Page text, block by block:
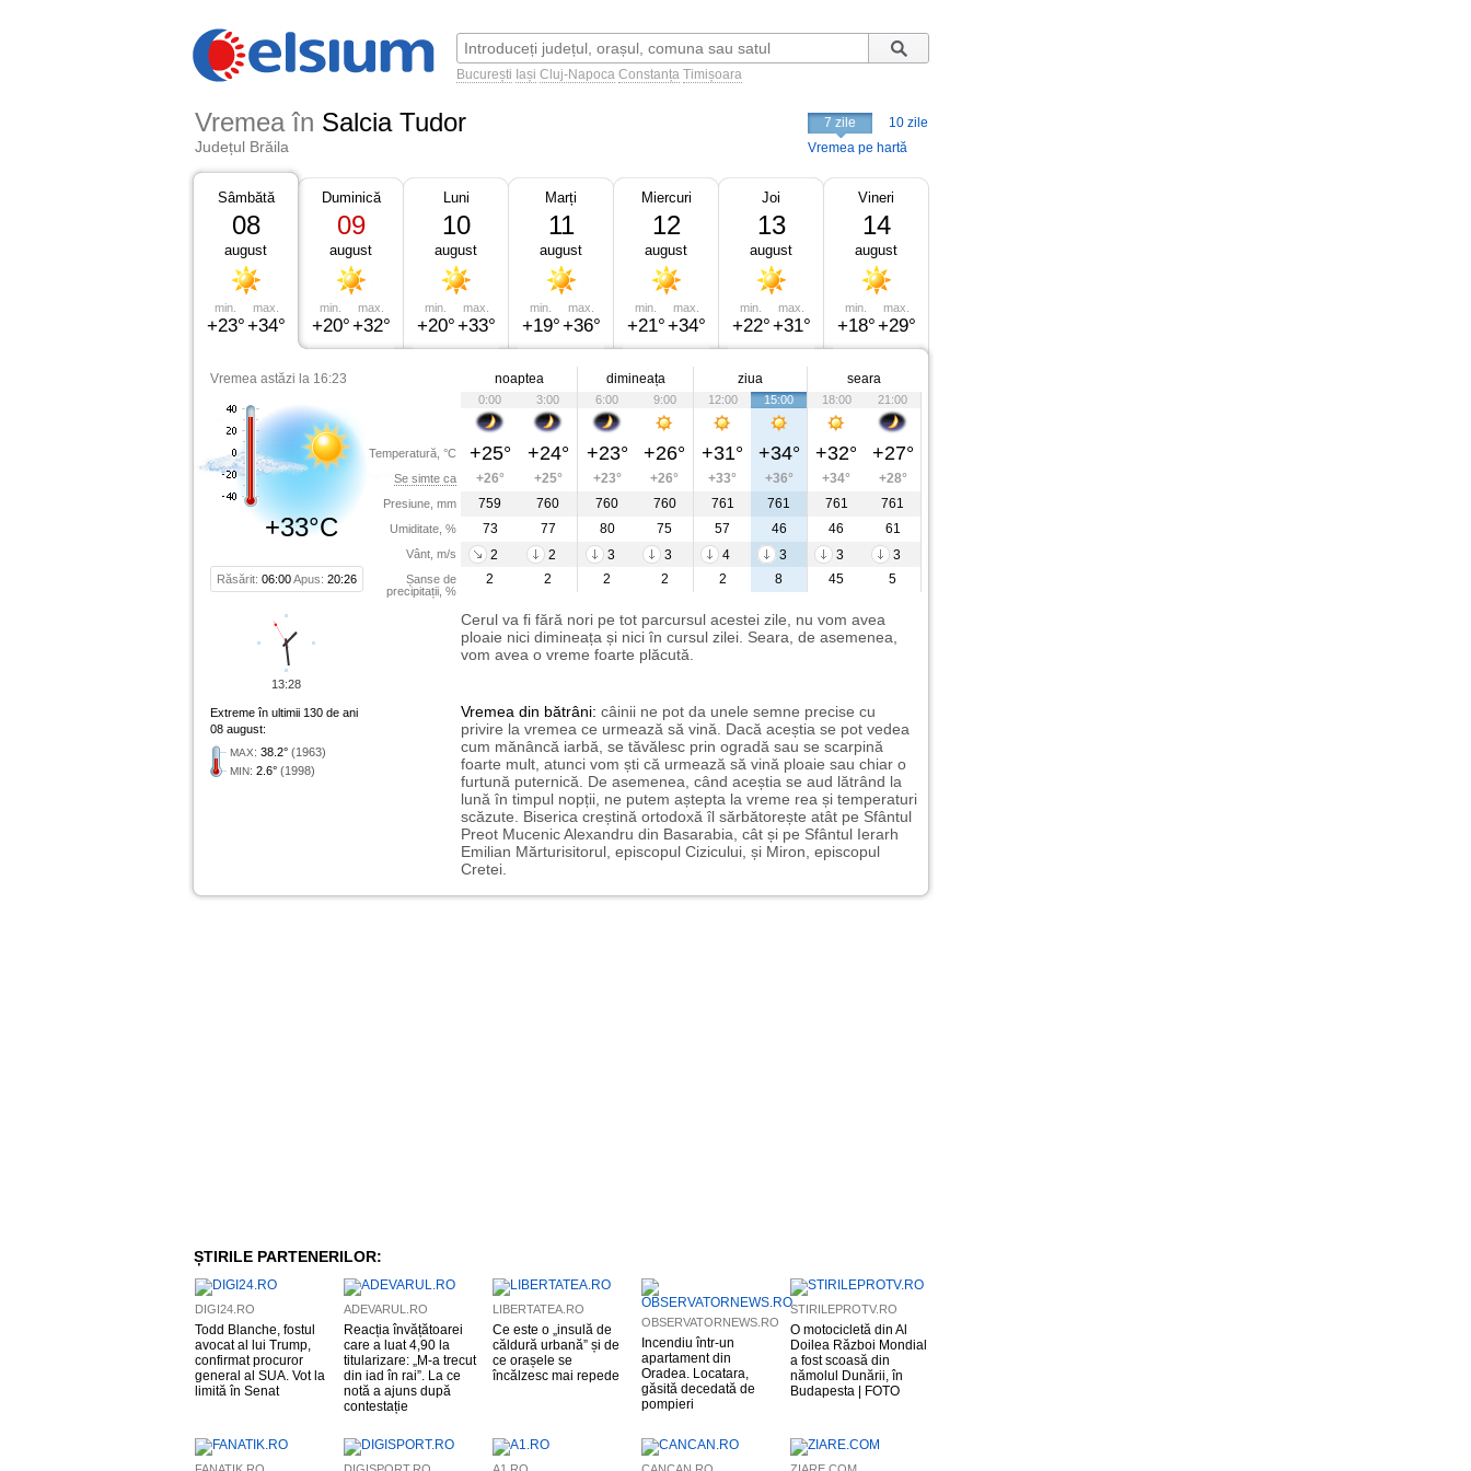
București Iași Cluj-Napoca Constanța Timișoara
Vremea în Salcia Tudor
Județul Brăila
7 zile
10 zile
Vremea pe hartă
Sâmbătă
08
august
min.
+23°
max.
+34°
Duminică
09
august
min.
+20°
max.
+32°
Luni
10
august
min.
+20°
max.
+33°
Marți
11
august
min.
+19°
max.
+36°
Miercuri
12
august
min.
+21°
max.
+34°
Joi
13
august
min.
+22°
max.
+31°
Vineri
14
august
min.
+18°
max.
+29°
Vremea astăzi la 16:23
+33°C
Răsărit: 06:00Apus: 20:26
Temperatură, °C
Se simte ca
Presiune, mm
Umiditate, %
Vânt, m/s
Șanse de
precipitații, %
noaptea dimineața ziua seara
0:00 3:00 6:00 9:00 12:00 15:00 18:00 21:00
+25° +24° +23° +26° +31° +34° +32° +27°
+26° +25° +23° +26° +33° +36° +34°
+28°
759
760 760 760 761 761 761
761
73
77 80 75 57 46 46
61
2
2 3 3 4 3 3
3
2
2 2 2 2 8 45 5
Cerul va fi fără nori pe tot parcursul acestei zile, nu vom avea
ploaie nici dimineața și nici în cursul zilei. Seara, de asemenea,
vom avea o vreme foarte plăcută.
Extreme în ultimii 130 de ani
08 august:
MAX: 38.2° (1963)
MIN: 2.6° (1998)
Vremea din bătrâni: câinii ne pot da unele semne precise cu
privire la vremea ce urmează să vină. Dacă aceștia se pot vedea
cum mănâncă iarbă, se tăvălesc prin ogradă sau se scarpină
foarte mult, atunci vom ști că urmează să vină ploaie sau chiar o
furtună puternică. De asemenea, când aceștia se aud lătrând la
lună în timpul nopții, ne putem aștepta la vreme rea și temperaturi
scăzute. Biserica creștină ortodoxă îl sărbătorește atât pe Sfântul
Preot Mucenic Alexandru din Basarabia, cât și pe Sfântul Ierarh
Emilian Mărturisitorul, episcopul Cizicului, și Miron, episcopul
Cretei.
13:28
ȘTIRILE PARTENERILOR:
DIGI24.RO
Todd Blanche, fostul
avocat al lui Trump,
confirmat procuror
general al SUA. Vot la
limită în Senat
ADEVARUL.RO
Reacția învățătoarei
care a luat 4,90 la
titularizare: „M-a trecut
din iad în rai”. La ce
notă a ajuns după
contestație
LIBERTATEA.RO
Ce este o „insulă de
căldură urbană” și de
ce orașele se
încălzesc mai repede
OBSERVATORNEWS.RO
Incendiu într-un
apartament din
Oradea. Locatara,
găsită decedată de
pompieri
STIRILEPROTV.RO
O motocicletă din Al
Doilea Război Mondial
a fost scoasă din
nămolul Dunării, în
Budapesta | FOTO